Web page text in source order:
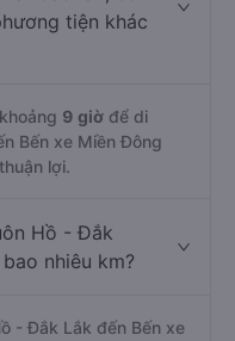
tiện khác
9 giờ để di
Bến xe Miền Đông
lợi.
Hồ - Đắk
nhiêu km?
- Đắk Lắk đến Bến xe